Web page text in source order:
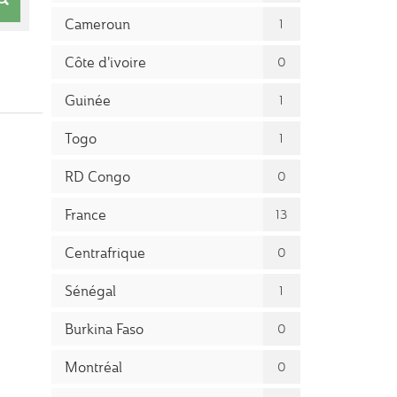
Cameroun 1
Côte d'ivoire 0
Guinée 1
Togo 1
RD Congo 0
France 13
Centrafrique 0
Sénégal 1
Burkina Faso 0
Montréal 0